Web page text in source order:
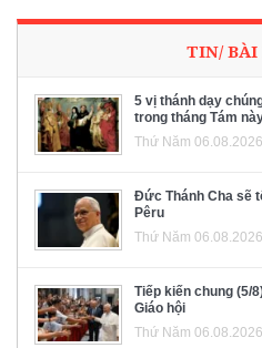
TIN/
5 vị thánh dạy
trong tháng Tám
Thứ Năm 06.08.2026
Đức Thánh Cha sẽ
Pêru
Thứ Năm 06.08.2026
Tiếp kiến chung (5/
Giáo hội
Thứ Năm 06.08.2026